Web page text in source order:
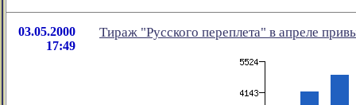
03.05.2000
17:49
Тираж "Русского переплета" в апреле